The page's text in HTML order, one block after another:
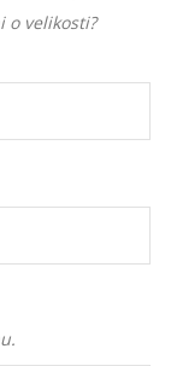
o velikosti?